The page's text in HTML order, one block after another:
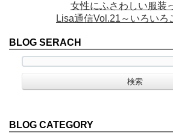
女性にふさわしい服装
Lisa通信Vol.21～いろいろ
BLOG SERACH
BLOG CATEGORY